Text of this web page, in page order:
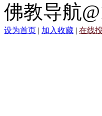
佛教导航
设为首页 | 加入收藏 | 在线